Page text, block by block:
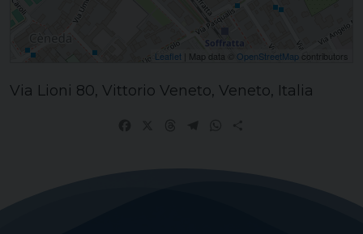
Leaflet | Map data © OpenStreetMap contributors
Via Lioni 80, Vittorio Veneto, Veneto, Italia